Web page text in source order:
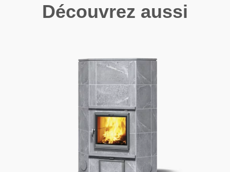
Découvrez aussi